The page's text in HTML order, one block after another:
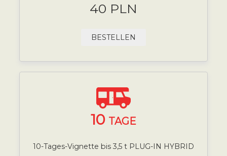
40 PLN
BESTELLEN
10 TAGE
10-Tages-Vignette bis 3,5 t PLUG-IN HYBRID